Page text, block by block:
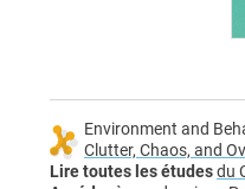
Environment and
Clutter, Chaos, and
Lire toutes les étudesdu